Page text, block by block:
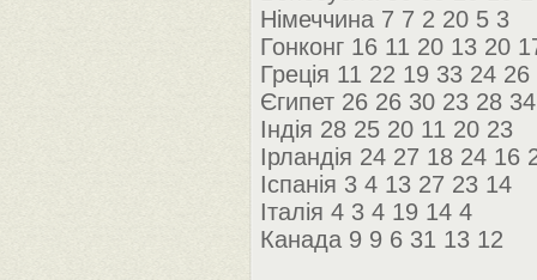
Німеччина 7 7 2 20 5 3
Гонконг 16 11 20 13 20
Греція 11 22 19 33 24 26
Єгипет 26 26 30 23 28 34
Індія 28 25 20 11 20 23
Ірландія 24 27 18 24 16
Іспанія 3 4 13 27 23 14
Італія 4 3 4 19 14 4
Канада 9 9 6 31 13 12